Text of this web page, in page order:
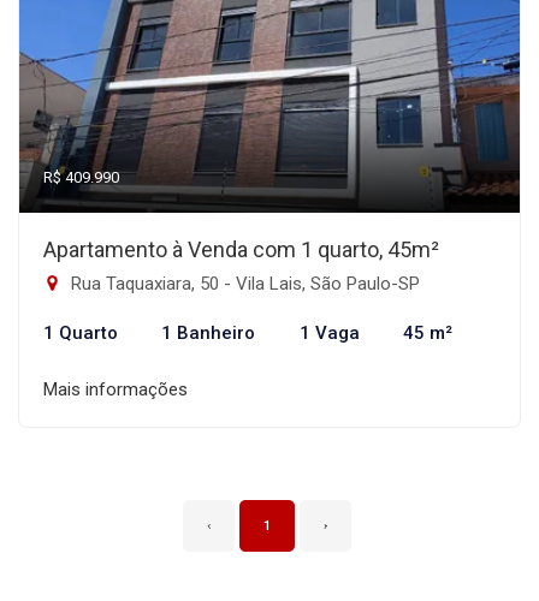
R$ 409.990
Apartamento à Venda com 1 quarto, 45m²
Rua Taquaxiara, 50 - Vila Lais, São Paulo-SP
1 Quarto 1 Banheiro 1 Vaga 45 m²
Mais informações
‹ 1 ›